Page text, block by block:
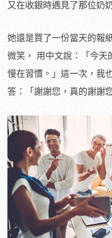
又在收銀時遇見了那位奶
她還是買了一份當天的報
微笑， 用中文說：「今天
慢在習慣。」這一次，我
答：「謝謝您，真的謝謝您